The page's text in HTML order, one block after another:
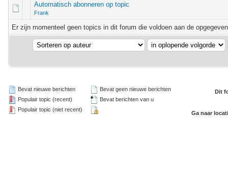
Automatisch abonneren op topic
Frank
Er zijn momenteel geen topics in dit forum die voldoen aan de
Bevat nieuwe berichten
Populair topic (recent)
Populair topic (niet recent)
Bevat geen nieuwe berichten
Bevat berichten van u
Dit
Ga naar